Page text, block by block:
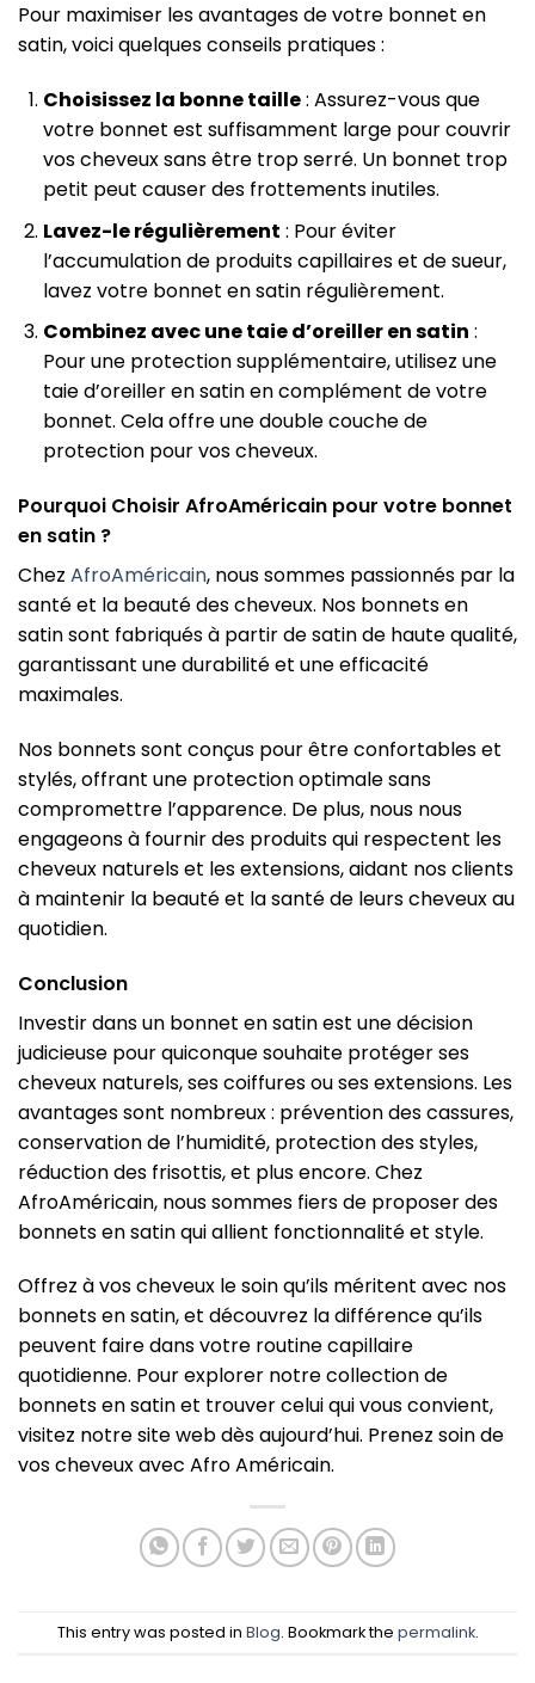
Pour maximiser les avantages de votre bonnet en
satin, voici quelques conseils pratiques :
Choisissez la bonne taille: Assurez-vous que
votre bonnet est suffisamment large pour couvrir
vos cheveux sans être trop serré. Un bonnet trop
petit peut causer des frottements inutiles.
Lavez-le régulièrement : Pour éviter
l’accumulation de produits capillaires et de sueur,
lavez votre bonnet en satin régulièrement.
Combinez avec une taie d’oreiller en satin :
Pour une protection supplémentaire, utilisez une
taie d’oreiller en satin en complément de votre
bonnet. Cela offre une double couche de
protection pour vos cheveux.
Pourquoi Choisir AfroAméricain pour votre bonnet
en satin ?
Chez AfroAméricain, nous sommes passionnés par la
santé et la beauté des cheveux. Nos bonnets en
satin sont fabriqués à partir de satin de haute qualité,
garantissant une durabilité et une efficacité
maximales.
Nos bonnets sont conçus pour être confortables et
stylés, offrant une protection optimale sans
compromettre l’apparence. De plus, nous nous
engageons à fournir des produits qui respectent les
cheveux naturels et les extensions, aidant nos clients
à maintenir la beauté et la santé de leurs cheveux au
quotidien.
Conclusion
Investir dans un bonnet en satin est une décision
judicieuse pour quiconque souhaite protéger ses
cheveux naturels, ses coiffures ou ses extensions. Les
avantages sont nombreux : prévention des cassures,
conservation de l’humidité, protection des styles,
réduction des frisottis, et plus encore. Chez
AfroAméricain, nous sommes fiers de proposer des
bonnets en satin qui allient fonctionnalité et style.
Offrez à vos cheveux le soin qu’ils méritent avec nos
bonnets en satin, et découvrez la différence qu’ils
peuvent faire dans votre routine capillaire
quotidienne. Pour explorer notre collection de
bonnets en satin et trouver celui qui vous convient,
visitez notre site web dès aujourd’hui. Prenez soin de
vos cheveux avec Afro Américain.
This entry was posted in Blog. Bookmark the permalink.